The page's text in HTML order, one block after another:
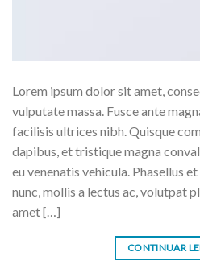
Lorem ipsum dolor sit amet,
vulputate massa. Fusce ante
facilisis ultrices nibh. Quisque
dapibus, et tristique magna
eu venenatis vehicula. Phasellus
nunc, mollis a lectus ac, volutpat
amet […]
CONTINUAR